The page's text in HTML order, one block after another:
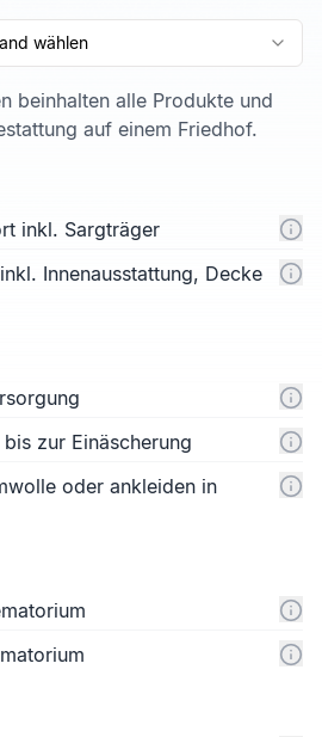
wählen
beinhalten alle Produkte und
auf einem Friedhof.
inkl. Sargträger
Innenausstattung, Decke
zur Einäscherung
oder ankleiden in